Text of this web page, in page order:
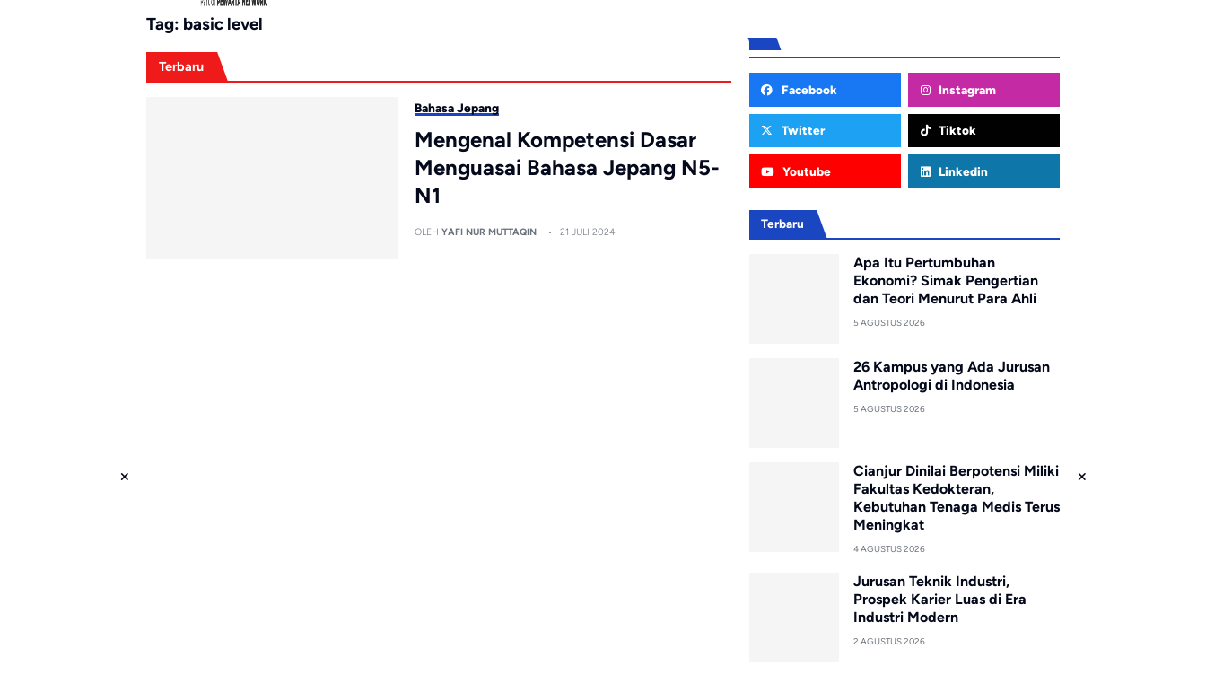
Tag: basic level
Terbaru
Bahasa Jepang
Mengenal Kompetensi Dasar
Menguasai Bahasa Jepang N5-
N1
OLEHYAFI NUR MUTTAQIN 21 JULI 2024
Facebook Instagram
Twitter Tiktok
Youtube Linkedin
Terbaru
Apa Itu Pertumbuhan
Ekonomi? Simak Pengertian
dan Teori Menurut Para Ahli
5 AGUSTUS 2026
26 Kampus yang Ada Jurusan
Antropologi di Indonesia
5 AGUSTUS 2026
Cianjur Dinilai Berpotensi Miliki
Fakultas Kedokteran,
Kebutuhan Tenaga Medis Terus
Meningkat
4 AGUSTUS 2026
Jurusan Teknik Industri,
Prospek Karier Luas di Era
Industri Modern
2 AGUSTUS 2026